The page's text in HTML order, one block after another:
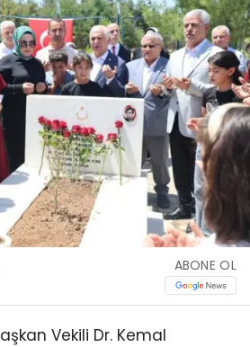
ABONE OL
Vekili Dr. Kemal